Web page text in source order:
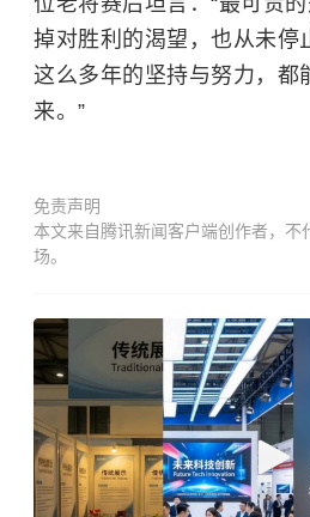
掉对胜利的渴望，也从未停
这么多年的坚持与努力，都
来。”
免责声明
本文来自腾讯新闻客户端创作者，不
场。